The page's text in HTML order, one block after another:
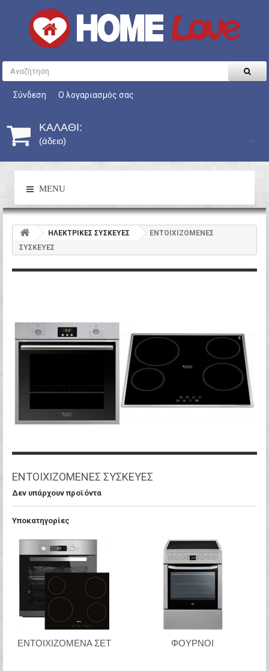
Σύνδεση Ο λογαριασμός σας
ΚΑΛΆΘΙ:
(άδειο)
MENU
HΛΕΚΤΡΙΚΕΣ ΣΥΣΚΕΥΕΣ
ΕΝΤΟΙΧΙΖΟΜΕΝΕΣ
ΣΥΣΚΕΥΕΣ
ΕΝΤΟΙΧΙΖΟΜΕΝΕΣ ΣΥΣΚΕΥΕΣ
Δεν υπάρχουν προϊόντα
Υποκατηγορίες
ΕΝΤΟΙΧΙΖΟΜΕΝΑ ΣΕΤ ΦΟΥΡΝΟΙ